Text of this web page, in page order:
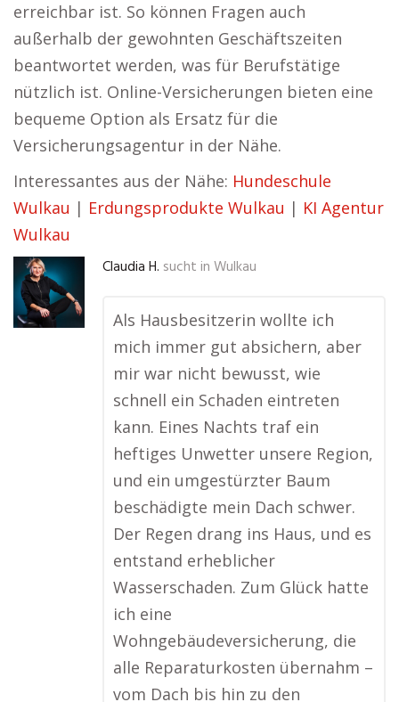
erreichbar ist. So können Fragen auch
außerhalb der gewohnten Geschäftszeiten
beantwortet werden, was für Berufstätige
nützlich ist. Online-Versicherungen bieten eine
bequeme Option als Ersatz für die
Versicherungsagentur in der Nähe.
Interessantes aus der Nähe: Hundeschule
Wulkau | Erdungsprodukte Wulkau | KI Agentur
Wulkau
Claudia H. sucht in Wulkau
Als Hausbesitzerin wollte ich
mich immer gut absichern, aber
mir war nicht bewusst, wie
schnell ein Schaden eintreten
kann. Eines Nachts traf ein
heftiges Unwetter unsere Region,
und ein umgestürzter Baum
beschädigte mein Dach schwer.
Der Regen drang ins Haus, und es
entstand erheblicher
Wasserschaden. Zum Glück hatte
ich eine
Wohngebäudeversicherung, die
alle Reparaturkosten übernahm –
vom Dach bis hin zu den